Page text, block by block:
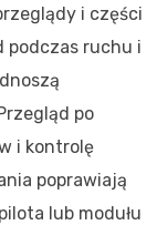
i części
podczas ruchu i
po
i kontrolę
poprawiają
lub modułu